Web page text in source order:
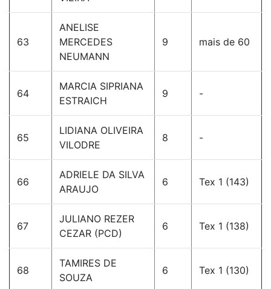
63
ANELISE
MERCEDES
NEUMANN
9 mais de 60
64
MARCIA SIPRIANA
ESTRAICH
9 -
65
LIDIANA OLIVEIRA
VILODRE
8 -
66
ADRIELE DA SILVA
ARAUJO
6 Tex 1 (143)
67
JULIANO REZER
CEZAR (PCD)
6 Tex 1 (138)
68
TAMIRES DE
SOUZA
6 Tex 1 (130)